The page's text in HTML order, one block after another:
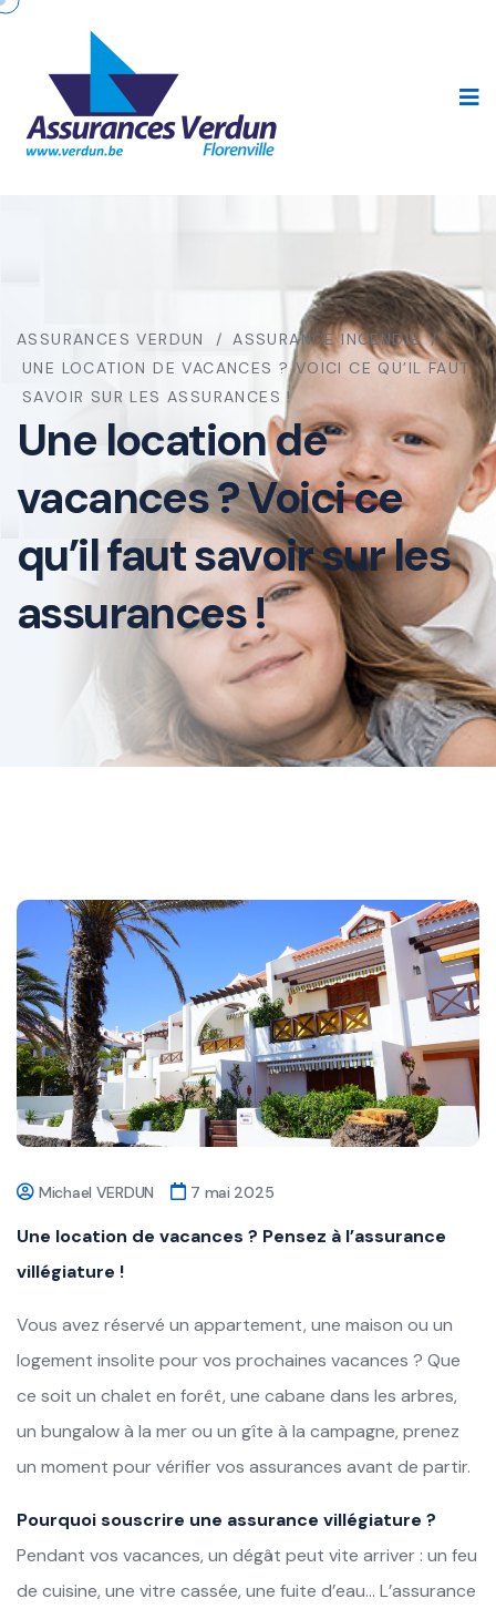
ASSURANCES VERDUN
ASSURANCE INCENDIE
UNE LOCATION DE VACANCES ? VOICI CE QU’IL FAUT
SAVOIR SUR LES ASSURANCES !
Une location de
vacances ? Voici ce
qu’il faut savoir sur les
assurances !
Michael VERDUN 7 mai 2025
Une location de vacances ? Pensez à l’assurance
villégiature !
Vous avez réservé un appartement, une maison ou un
logement insolite pour vos prochaines vacances ? Que
ce soit un chalet en forêt, une cabane dans les arbres,
un bungalow à la mer ou un gîte à la campagne, prenez
un moment pour vérifier vos assurances avant de partir.
Pourquoi souscrire une assurance villégiature ?
Pendant vos vacances, un dégât peut vite arriver : un feu
de cuisine, une vitre cassée, une fuite d’eau… L’assurance